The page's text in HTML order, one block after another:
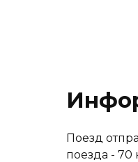
Поезд
поезда - 70